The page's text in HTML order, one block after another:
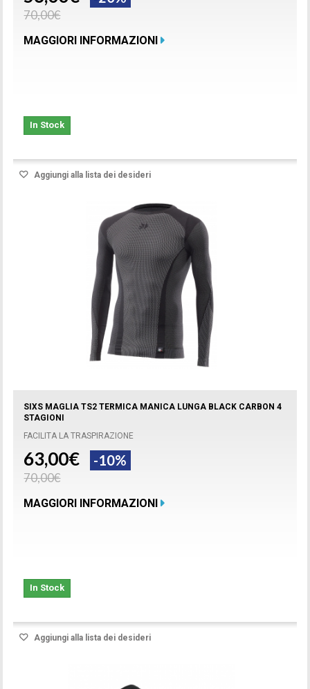
70,00€
MAGGIORI INFORMAZIONI
In Stock
Aggiungi alla lista dei desideri
SIXS MAGLIA TS2 TERMICA MANICA LUNGA BLACK CARBON 4
STAGIONI
FACILITA LA TRASPIRAZIONE
63,00€ -10%
70,00€
MAGGIORI INFORMAZIONI
In Stock
Aggiungi alla lista dei desideri